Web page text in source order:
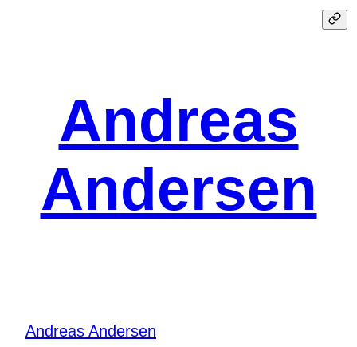
Andreas
Andersen
Andreas Andersen